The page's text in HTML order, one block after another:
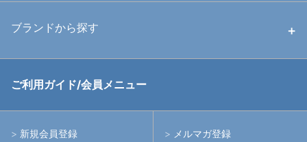
中古アームシステム
ハウジング
ライト
ブランドから探す
RGBlue
イノン
ご利用ガイド/会員メニュー
新規会員登録 メルマガ登録